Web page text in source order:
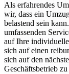
Als erfahrendes
wir, dass ein
belastend sein
umfassenden
auf Ihre
sich auf einen
sich auf den
Geschäftsbetrieb